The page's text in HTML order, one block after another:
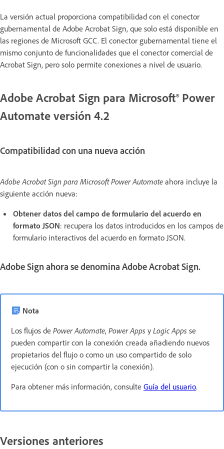
La versión actual proporciona compatibilidad con el conector
gubernamental de Adobe Acrobat Sign, que solo está disponible en
las regiones de Microsoft GCC. El conector gubernamental tiene el
mismo conjunto de funcionalidades que el conector comercial de
Acrobat Sign, pero solo permite conexiones a nivel de usuario.
Adobe Acrobat Sign para Microsoft® Power
Automate versión 4.2
Compatibilidad con una nueva acción
Adobe Acrobat Sign para Microsoft Power Automate ahora incluye la
siguiente acción nueva:
Obtener datos del campo de formulario del acuerdo en
formato JSON: recupera los datos introducidos en los campos de
formulario interactivos del acuerdo en formato JSON.
Adobe Sign ahora se denomina Adobe Acrobat Sign.
Nota
Los flujos de Power Automate, Power Apps y Logic Apps se
pueden compartir con la conexión creada añadiendo nuevos
propietarios del flujo o como un uso compartido de solo
ejecución (con o sin compartir la conexión).
Para obtener más información, consulte Guía del usuario.
Versiones anteriores